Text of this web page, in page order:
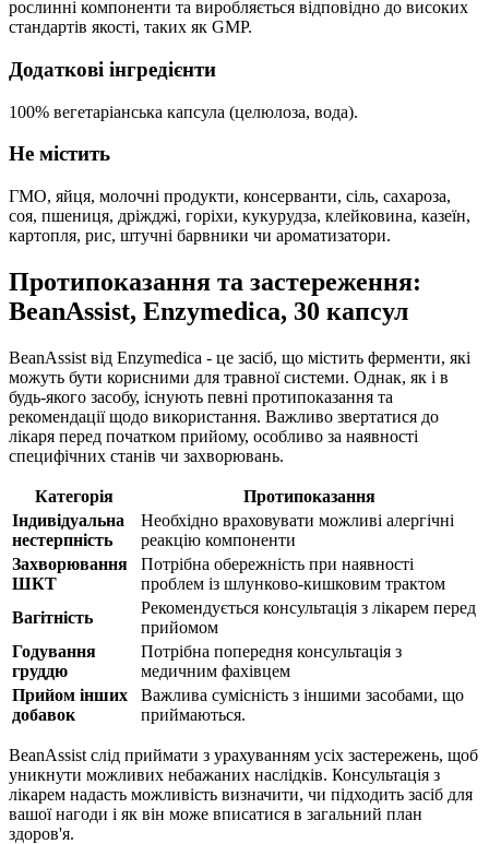
рослинні компоненти та виробляється відповідно до високих
стандартів якості, таких як GMP.
Додаткові інгредієнти
100% вегетаріанська капсула (целюлоза, вода).
Не містить
ГМО, яйця, молочні продукти, консерванти, сіль, сахароза,
соя, пшениця, дріжджі, горіхи, кукурудза, клейковина, казеїн,
картопля, рис, штучні барвники чи ароматизатори.
Протипоказання та застереження:
BeanAssist, Enzymedica, 30 капсул
BeanAssist від Enzymedica - це засіб, що містить ферменти, які
можуть бути корисними для травної системи. Однак, як і в
будь-якого засобу, існують певні протипоказання та
рекомендації щодо використання. Важливо звертатися до
лікаря перед початком прийому, особливо за наявності
специфічних станів чи захворювань.
Категорія
Протипоказання
Індивідуальна
нестерпність
Необхідно враховувати можливі алергічні
реакцію компоненти
Захворювання
ШКТ
Потрібна обережність при наявності
проблем із шлунково-кишковим трактом
Вагітність
Рекомендується консультація з лікарем перед
прийомом
Годування
груддю
Потрібна попередня консультація з
медичним фахівцем
Прийом інших
добавок
Важлива сумісність з іншими засобами, що
приймаються.
BeanAssist слід приймати з урахуванням усіх застережень, щоб
уникнути можливих небажаних наслідків. Консультація з
лікарем надасть можливість визначити, чи підходить засіб для
вашої нагоди і як він може вписатися в загальний план
здоров'я.